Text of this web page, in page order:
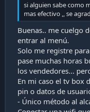
descargan el adb y lo
deben copiar en esta
ustedes quieran
deco partía en negro ,
procedimiento con
un Launcher que me
si alguien sabe como
mas efectivo ,, se
Buenas.. me cuelgo
entrar al menú.
Solo me registre
pase muchas horas
los vendedores...
En mi caso el tv box
pin o datos de
- Único método al